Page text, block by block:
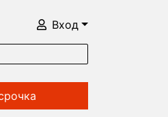
Вход